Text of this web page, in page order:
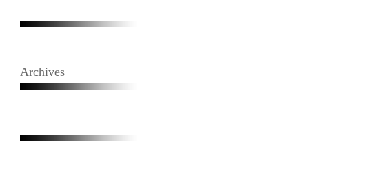
Archives